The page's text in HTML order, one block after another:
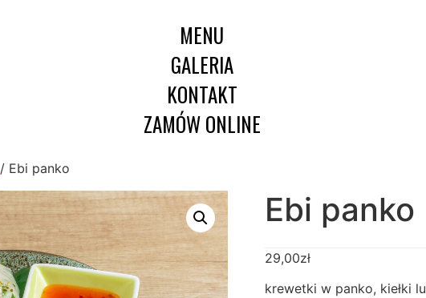
MENU
GALERIA
KONTAKT
ZAMÓW ONLINE
/ Ebi panko
Ebi panko
29,00zł
krewetki w panko, kiełki